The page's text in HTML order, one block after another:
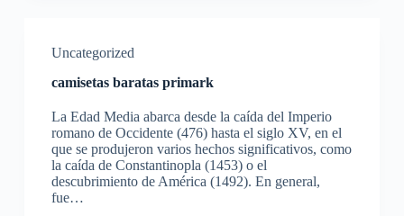
Uncategorized
camisetas baratas primark
La Edad Media abarca desde la caída del Imperio
romano de Occidente (476) hasta el siglo XV, en el
que se produjeron varios hechos significativos, como
la caída de Constantinopla (1453) o el
descubrimiento de América (1492). En general,
fue…